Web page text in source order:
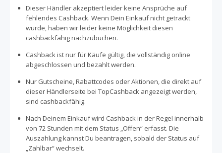
Dieser Händler akzeptiert leider keine Ansprüche auf
fehlendes Cashback. Wenn Dein Einkauf nicht getrackt
wurde, haben wir leider keine Möglichkeit diesen
cashbackfähig nachzubuchen.
Cashback ist nur für Käufe gültig, die vollständig online
abgeschlossen und bezahlt werden.
Nur Gutscheine, Rabattcodes oder Aktionen, die direkt auf
dieser Händlerseite bei TopCashback angezeigt werden,
sind cashbackfähig.
Nach Deinem Einkauf wird Cashback in der Regel innerhalb
von 72 Stunden mit dem Status „Offen“ erfasst. Die
Auszahlung kannst Du beantragen, sobald der Status auf
„Zahlbar“ wechselt.